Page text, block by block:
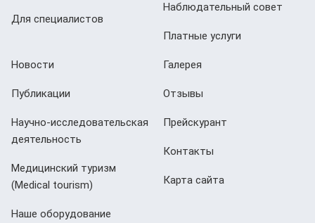
Для специалистов
Наблюдательный совет
Платные услуги
Новости
Публикации
Научно-исследовательская
деятельность
Медицинский туризм
(Мedical tourism)
Наше оборудование
Галерея
Отзывы
Прейскурант
Контакты
Карта сайта